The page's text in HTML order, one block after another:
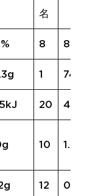
名
8 87%
1 74.4g
20 425kJ
10 1.2g
12 0.6g